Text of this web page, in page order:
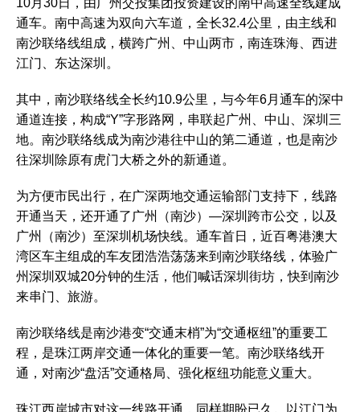
10月30日，由广州交投集团投资建设的南中高速全线建成
通车。南中高速为双向六车道，全长32.4公里，由主线和
南沙联络线组成，横跨广州、中山两市，南连珠海、西进
江门、东达深圳。
其中，南沙联络线全长约10.9公里，与今年6月通车的深中
通道连接，构成“Y”字形路网，串联起广州、中山、深圳三
地。南沙联络线成为南沙港往中山的第二通道，也是南沙
往深圳除原有虎门大桥之外的新通道。
为方便市民出行，在广深两地交通运输部门支持下，线路
开通当天，还开通了广州（南沙）—深圳跨市公交，以及
广州（南沙）至深圳机场快线。通车首日，近百粤港澳大
湾区车主组成的车友团浩浩荡荡来到南沙联络线，体验广
州深圳双城20分钟的生活，他们喊话深圳街坊，快到南沙
来串门、旅游。
南沙联络线是南沙港变“交通末梢”为“交通枢纽”的重要工
程，是珠江两岸交通一体化的重要一笔。南沙联络线开
通，对南沙“盘活”交通格局、强化枢纽功能意义重大。
珠江西岸城市对这一线路开通，同样期盼已久。以江门为